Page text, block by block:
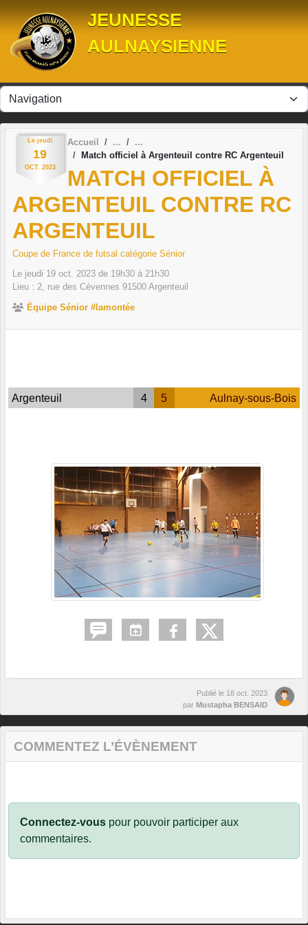
JEUNESSE
AULNAYSIENNE
Le jeudi
19
OCT. 2023
Accueil
Match officiel à Argenteuil contre RC Argenteuil
MATCH OFFICIEL À
ARGENTEUIL CONTRE RC
ARGENTEUIL
Coupe de France de futsal catégorie Sénior
Le jeudi 19 oct. 2023 de 19h30 à 21h30
Lieu : 2, rue des Cévennes 91500 Argenteuil
Équipe Sénior #lamontée
Argenteuil 4 5 Aulnay-sous-Bois
Publié le 18 oct. 2023
par Mustapha BENSAID
COMMENTEZ L’ÉVÈNEMENT
Connectez-vous pour pouvoir participer aux
commentaires.